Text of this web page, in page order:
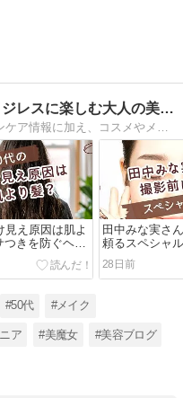
エイジレス道 | 人生をエイジレスに楽しむ大人の美容ブログ
見え原因は肌よ
きを防ぐヘア
け
田中みな実さ
頼るスペシャ
28日前
#50代 #メイク
ア #美魔女 #美容ブログ